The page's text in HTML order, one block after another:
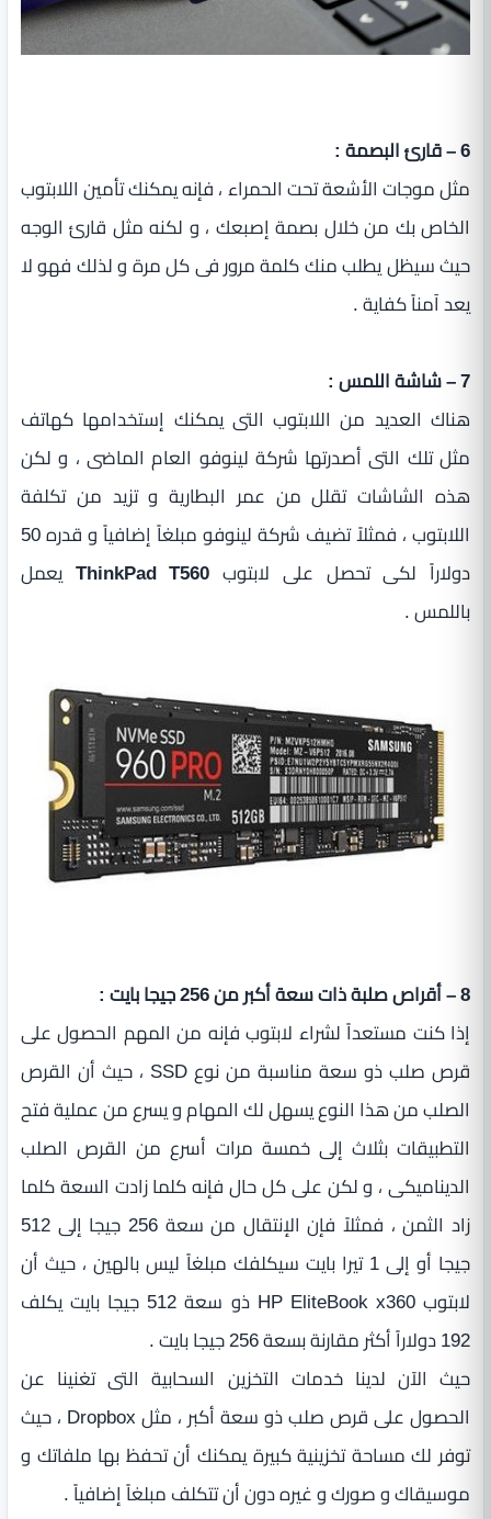
6 – قارئ البصمة :
مثل موجات الأشعة تحت الحمراء ، فإنه يمكنك تأمين اللابتوب
الخاص بك من خلال بصمة إصبعك ، و لكنه مثل قارئ الوجه
حيث سيظل يطلب منك كلمة مرور فى كل مرة و لذلك فهو لا
يعد آمناً كفاية .
7 – شاشة اللمس :
هناك العديد من اللابتوب التى يمكنك إستخدامها كهاتف
مثل تلك التى أصدرتها شركة لينوفو العام الماضى ، و لكن
هذه الشاشات تقلل من عمر البطارية و تزيد من تكلفة
اللابتوب ، فمثلاً تضيف شركة لينوفو مبلغاً إضافياً و قدره 50
دولاراً لكى تحصل على لابتوب ThinkPad T560 يعمل
باللمس .
8 – أقراص صلبة ذات سعة أكبر من 256 جيجا بايت :
إذا كنت مستعداً لشراء لابتوب فإنه من المهم الحصول على
قرص صلب ذو سعة مناسبة من نوع SSD ، حيث أن القرص
الصلب من هذا النوع يسهل لك المهام و يسرع من عملية فتح
التطبيقات بثلاث إلى خمسة مرات أسرع من القرص الصلب
الديناميكى ، و لكن على كل حال فإنه كلما زادت السعة كلما
زاد الثمن ، فمثلاً فإن الإنتقال من سعة 256 جيجا إلى 512
جيجا أو إلى 1 تيرا بايت سيكلفك مبلغاً ليس بالهين ، حيث أن
لابتوب HP EliteBook x360 ذو سعة 512 جيجا بايت يكلف
192 دولاراً أكثر مقارنة بسعة 256 جيجا بايت .
حيث الآن لدينا خدمات التخزين السحابية التى تغنينا عن
الحصول على قرص صلب ذو سعة أكبر ، مثل Dropbox ، حيث
توفر لك مساحة تخزينية كبيرة يمكنك أن تحفظ بها ملفاتك و
موسيقاك و صورك و غيره دون أن تتكلف مبلغاً إضافياً .